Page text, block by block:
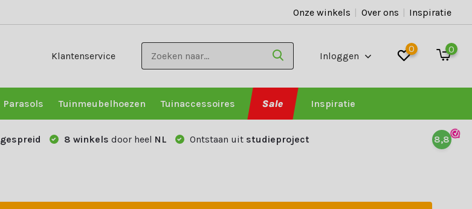
Onze winkels | Over ons | Inspiratie
Klantenservice Inloggen
0 0
Parasols Tuinmeubelhoezen Tuinaccessoires Sale Inspiratie
gespreid 8 winkels door heel NL Ontstaan uit studieproject 8,8